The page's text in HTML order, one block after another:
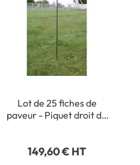
Lot de 25 fiches de
paveur - Piquet droit de
149,60 € HT